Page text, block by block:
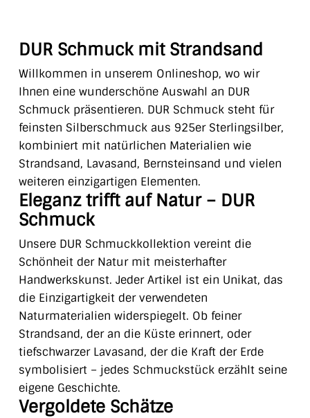
DUR Schmuck mit Strandsand
Willkommen in unserem Onlineshop, wo wir
Ihnen eine wunderschöne Auswahl an DUR
Schmuck präsentieren. DUR Schmuck steht für
feinsten Silberschmuck aus 925er Sterlingsilber,
kombiniert mit natürlichen Materialien wie
Strandsand, Lavasand, Bernsteinsand und vielen
weiteren einzigartigen Elementen.
Eleganz trifft auf Natur – DUR
Schmuck
Unsere DUR Schmuckkollektion vereint die
Schönheit der Natur mit meisterhafter
Handwerkskunst. Jeder Artikel ist ein Unikat, das
die Einzigartigkeit der verwendeten
Naturmaterialien widerspiegelt. Ob feiner
Strandsand, der an die Küste erinnert, oder
tiefschwarzer Lavasand, der die Kraft der Erde
symbolisiert – jedes Schmuckstück erzählt seine
eigene Geschichte.
Vergoldete Schätze